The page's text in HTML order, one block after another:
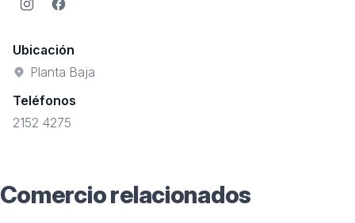
Ubicación
Planta Baja
Teléfonos
2152 4275
Comercio relacionados